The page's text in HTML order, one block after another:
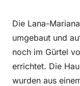
Die Lana-
umgebaut und
noch im Gürtel
errichtet. Die
wurden aus